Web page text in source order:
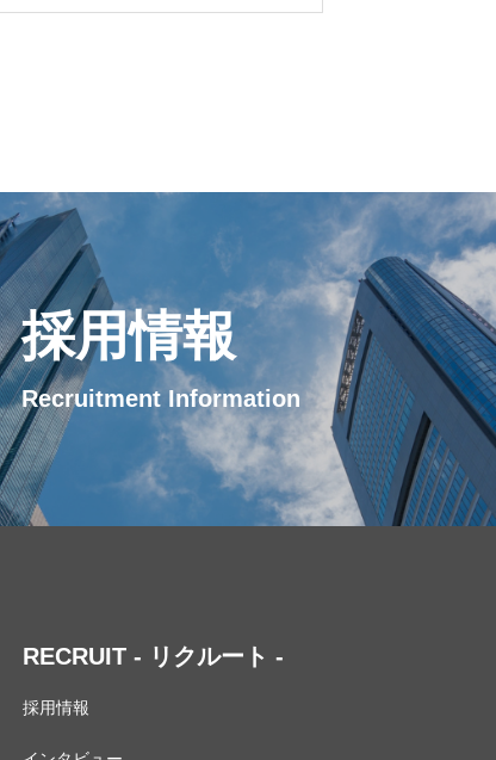
採用情報
Recruitment Information
RECRUIT - リクルート -
採用情報